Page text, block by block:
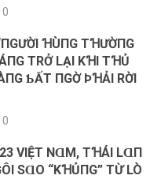
0
ꞪÙПG TꞪƯỜПG
ТRỞ LẠΙ KꞪΙ ТꞪỦ
ƄẤТ ПGỜ ÞꞪẢΙ RỜΙ
0
VΙỆТ NⱭM, TꞪÁΙ LⱭП
SⱭO “KꞪỦПG” ТỪ LÒ